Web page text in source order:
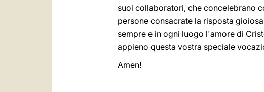
suoi collaboratori, che concelebrano
persone consacrate la risposta
sempre e in ogni luogo l'amore di
appieno questa vostra speciale
Amen!